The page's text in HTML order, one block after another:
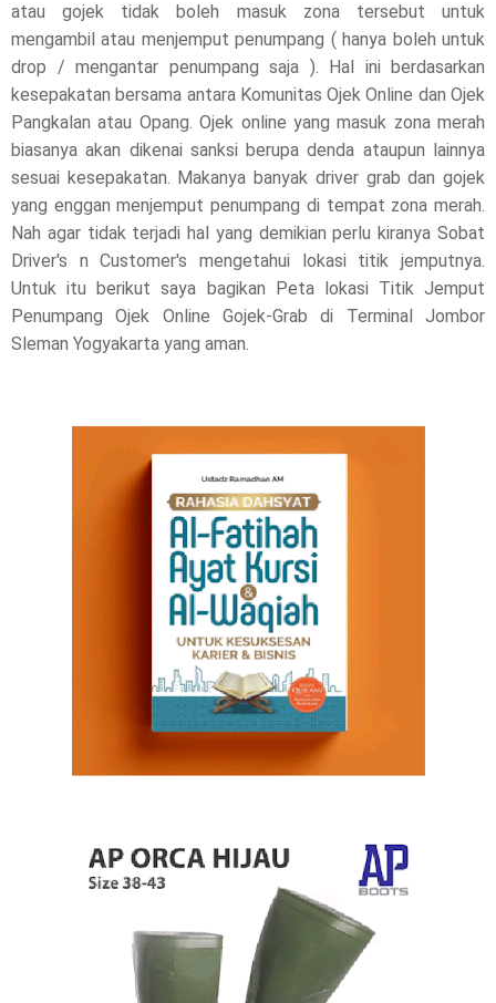
atau gojek tidak boleh masuk zona tersebut untuk
mengambil atau menjemput penumpang ( hanya boleh untuk
drop / mengantar penumpang saja ). Hal ini berdasarkan
kesepakatan bersama antara Komunitas Ojek Online dan Ojek
Pangkalan atau Opang. Ojek online yang masuk zona merah
biasanya akan dikenai sanksi berupa denda ataupun lainnya
sesuai kesepakatan. Makanya banyak driver grab dan gojek
yang enggan menjemput penumpang di tempat zona merah.
Nah agar tidak terjadi hal yang demikian perlu kiranya Sobat
Driver's n Customer's mengetahui lokasi titik jemputnya.
Untuk itu berikut saya bagikan Peta lokasi Titik Jemput
Penumpang Ojek Online Gojek-Grab di Terminal Jombor
Sleman Yogyakarta yang aman.